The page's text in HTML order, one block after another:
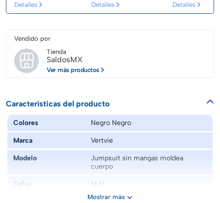
Detalles Detalles Detalles
Vendido por
Tienda
SaldosMX
Ver más productos
Características del producto
Colores Negro Negro
Marca Vertvie
Modelo
Jumpsuit sin mangas moldea
cuerpo
Tallas M M
Mostrar más